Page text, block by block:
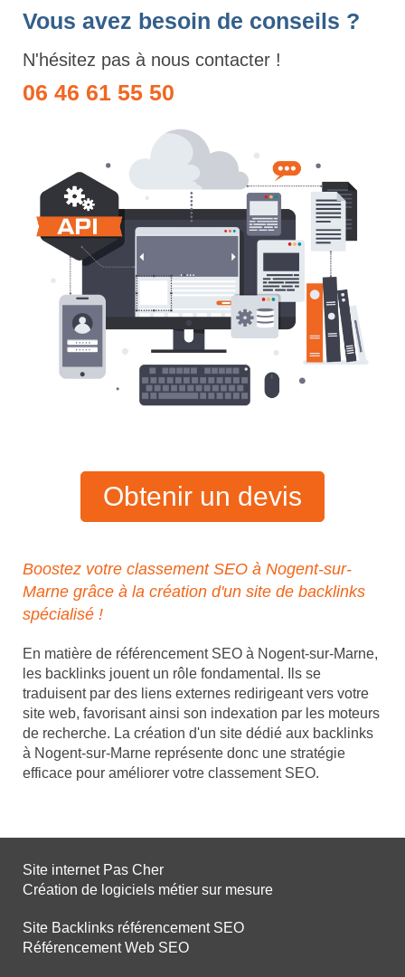
Vous avez besoin de conseils ?
N'hésitez pas à nous contacter !
06 46 61 55 50
Obtenir un devis
Boostez votre classement SEO à Nogent-sur-
Marne grâce à la création d'un site de backlinks
spécialisé !
En matière de référencement SEO à Nogent-sur-Marne,
les backlinks jouent un rôle fondamental. Ils se
traduisent par des liens externes redirigeant vers votre
site web, favorisant ainsi son indexation par les moteurs
de recherche. La création d'un site dédié aux backlinks
à Nogent-sur-Marne représente donc une stratégie
efficace pour améliorer votre classement SEO.
Site internet Pas Cher
Création de logiciels métier sur mesure
Site Backlinks référencement SEO
Référencement Web SEO